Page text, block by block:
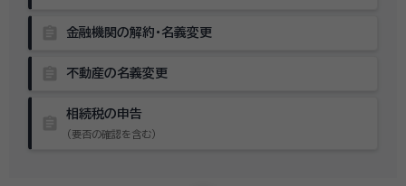
金融機関の解約・名義変更
不動産の名義変更
相続税の申告
（要否の確認を含む）